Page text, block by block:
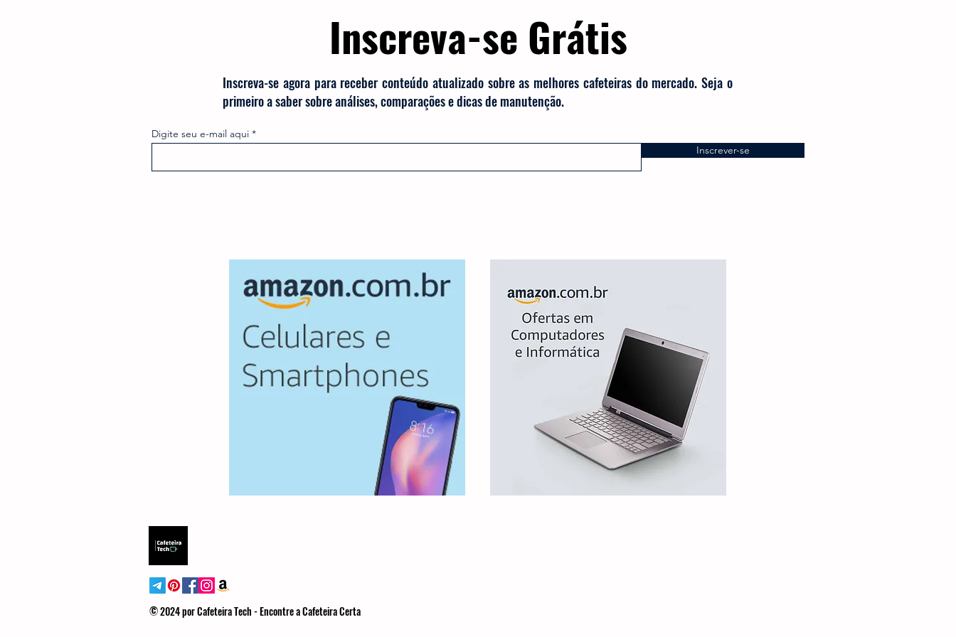
Inscreva-se Grátis
Inscreva-se agora para receber conteúdo atualizado sobre as melhores cafeteiras do mercado. Seja o
primeiro a saber sobre análises, comparações e dicas de manutenção.
Digite seu e-mail aqui
Inscrever-se
© 2024 por Cafeteira Tech - Encontre a Cafeteira Certa